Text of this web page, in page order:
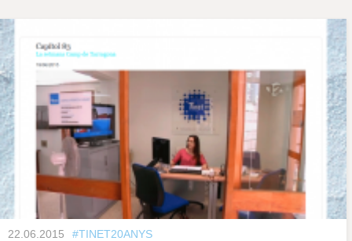
s
c
22.06.2015 #TINET20ANYS